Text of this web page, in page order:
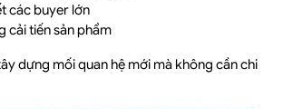
các buyer lớn
cải tiến sản phẩm
dựng mối quan hệ mới mà không cần chi